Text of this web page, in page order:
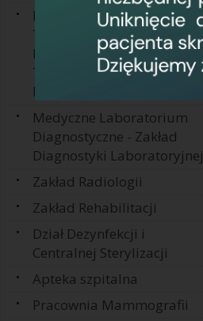
Medyczne Laboratorium
Transfuzjologiczne:
Pracownia Immunologii
Transfuzjologicznej, Bank
Krwi
Medyczne Laboratorium
Diagnostyczne - Zakład
Diagnostyki Laboratoryjnej
Zakład Radiologii
Zakład Rehabilitacji
Dział Dezynfekcji i
Centralnej Sterylizacji
Apteka szpitalna
Pracownia Mammografii